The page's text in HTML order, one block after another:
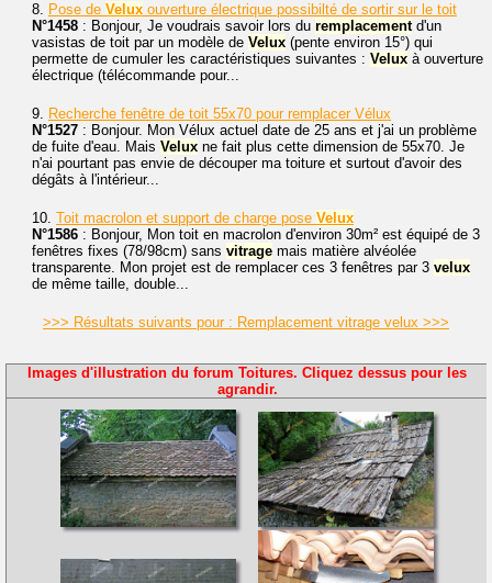
8. Pose de Velux ouverture électrique possibilté de sortir sur le toit
N°1458 : Bonjour, Je voudrais savoir lors du remplacementd'un
vasistas de toit par un modèle de Velux (pente environ 15°) qui
permette de cumuler les caractéristiques suivantes : Velux à ouverture
électrique (télécommande pour...
9. Recherche fenêtre de toit 55x70 pour remplacer Vélux
N°1527 : Bonjour. Mon Vélux actuel date de 25 ans et j'ai un problème
de fuite d'eau. Mais Velux ne fait plus cette dimension de 55x70. Je
n'ai pourtant pas envie de découper ma toiture et surtout d'avoir des
dégâts à l'intérieur...
10. Toit macrolon et support de charge pose Velux
N°1586 : Bonjour, Mon toit en macrolon d'environ 30m² est équipé de 3
fenêtres fixes (78/98cm) sans vitrage mais matière alvéolée
transparente. Mon projet est de remplacer ces 3 fenêtres par 3 velux
de même taille, double...
>>> Résultats suivants pour : Remplacement vitrage velux >>>
Images d'illustration du forum Toitures. Cliquez dessus pour les
agrandir.